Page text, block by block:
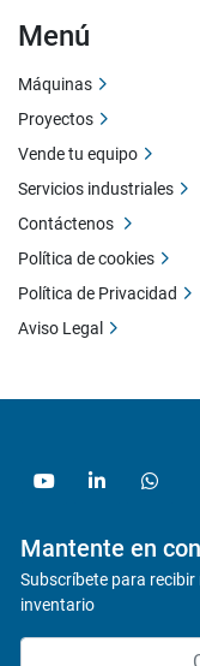
youtubelinkedin
Mantente en
Subscríbete para
inventario
Menú
Máquinas
Proyectos
Vende tu equipo
Servicios industriales
Contáctenos
Política de cookies
Política de Privacidad
Aviso Legal